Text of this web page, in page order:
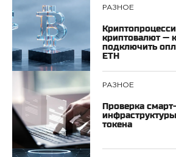
РАЗНОЕ
криптовалют —
подключить
ETH
РАЗНОЕ
Проверка
токена